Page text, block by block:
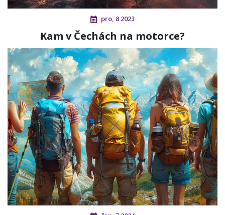
pro, 8 2023
Kam v Čechách na motorce?